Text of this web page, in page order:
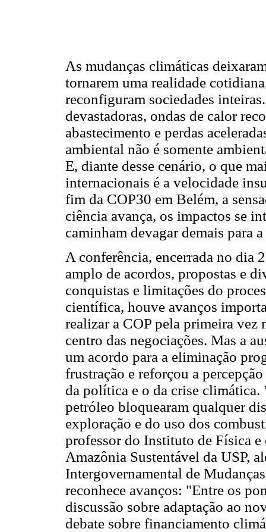
As mudanças climáticas
tornarem uma realidade
reconfiguram sociedades
devastadoras, ondas de calor
abastecimento e perdas
ambiental não é somente
E, diante desse cenário, o que
internacionais é a velocidade
fim da COP30 em Belém, a
ciência avança, os impactos se
caminham devagar demais para
A conferência, encerrada no dia
amplo de acordos, propostas e
conquistas e limitações do
científica, houve avanços
realizar a COP pela primeira vez
centro das negociações. Mas a
um acordo para a eliminação
frustração e reforçou a
da política e o da crise climática.
petróleo bloquearam qualquer
exploração e do uso dos
professor do Instituto de Física
Amazônia Sustentável da USP,
Intergovernamental de
reconhece avanços: "Entre os
discussão sobre adaptação ao
debate sobre financiamento